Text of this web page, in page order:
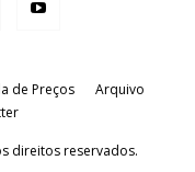
de Preços
Arquivo
direitos reservados.